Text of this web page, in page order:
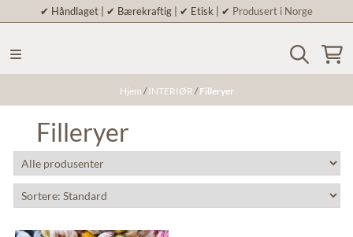
Hopp til innhold
✔ Håndlaget | ✔ Bærekraftig | ✔ Etisk | ✔ Produsert i Norge
Hjem /INTERIØR /Filleryer
Filleryer